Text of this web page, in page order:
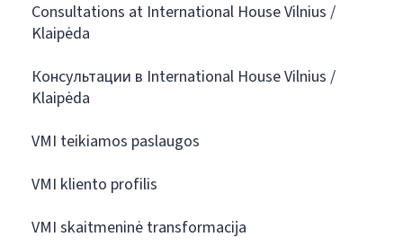
Consultations at International House Vilnius /
Klaipėda
Консультации в International House Vilnius /
Klaipėda
VMI teikiamos paslaugos
VMI kliento profilis
VMI skaitmeninė transformacija